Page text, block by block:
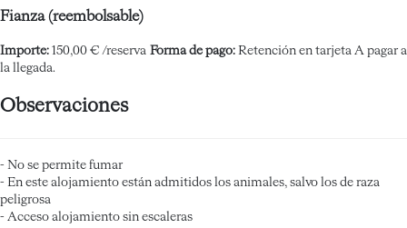
Fianza (reembolsable)
Importe: 150,00 € /reserva Forma de pago: Retención en tarjeta A pagar a
la llegada.
Observaciones
- No se permite fumar
- En este alojamiento están admitidos los animales, salvo los de raza
peligrosa
- Acceso alojamiento sin escaleras